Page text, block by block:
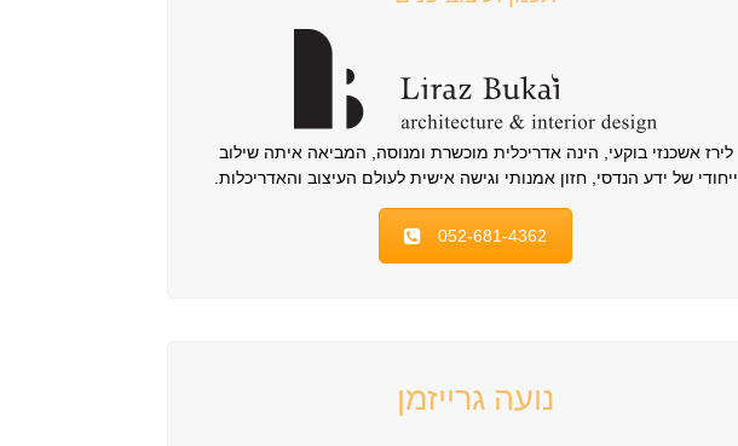
לירז אשכנזי בוקעי, הינה אדריכלית מוכשרת ומנוסה, המביאה איתה שילוב
ייחודי של ידע הנדסי, חזון אמנותי וגישה אישית לעולם העיצוב והאדריכלות.
052-681-4362
נועה גרייזמן